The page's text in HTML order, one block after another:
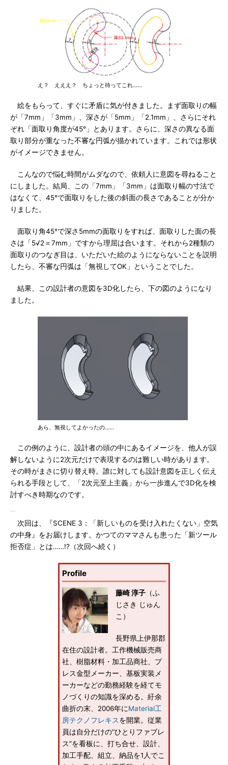
え？ えええ？ ちょっと待ってこれ……
絵をもらって、すぐに矛盾に気が付きました。まず面取りの幅
が「7mm」「3mm」、深さが「5mm」「2.1mm」、さらにそれ
ぞれ「面取り角度が45°」とあります。さらに、深さの異なる面
取り部分が重なった不審な円弧が描かれています。これでは形状
がイメージできません。
こんなので悩む時間がムダなので、依頼人に意図を尋ねること
にしました。結局、この「7mm」「3mm」は面取り幅の寸法で
はなくて、45°で面取りをした後の斜面の長さであることが分か
りました。
面取り角45°で深さ5mmの面取りをすれば、面取りした面の長
さは「5√2＝7mm」ですから理屈は合います。それから2種類の
面取りのつなぎ目は、いただいた絵のようにならないことを説明
したら、不審な円弧は「無視してOK」ということでした。
結果、この設計者の意図を3D化したら、下の図のようになり
ました。
あら、無視してよかったの……
この例のように、設計者の頭の中にあるイメージを、他人が誤
解しないように2次元だけで表現するのは難しい時があります。
その時がまさに切り替え時。誰に対しても設計意図を正しく伝え
られる手段として、「2次元至上主義」から一歩進んで3D化を検
討すべき時期なのです。
次回は、『SCENE 3：「新しいものを受け入れたくない」空気
の中身』をお届けします。かつてのママさんも患った「新ツール
拒否症」とは……!?（次回へ続く）
Profile
藤崎 淳子 （ふ
じさき じゅん
こ）
長野県上伊那郡
在住の設計者。工作機械販売商
社、樹脂材料・加工品商社、プ
レス金型メーカー、基板実装メ
ーカーなどの勤務経験を経てモ
ノづくりの知識を深める。紆余
曲折の末、2006年にMaterial工
房テクノフレキスを開業。従業
員は自分だけの“ひとりファブレ
ス”を看板に、打ち合せ、設計、
加工手配、組立、納品を1人でこ